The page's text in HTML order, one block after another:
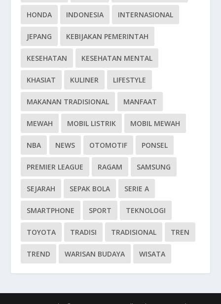
HONDA INDONESIA INTERNASIONAL
JEPANG KEBIJAKAN PEMERINTAH
KESEHATAN KESEHATAN MENTAL
KHASIAT KULINER LIFESTYLE
MAKANAN TRADISIONAL MANFAAT
MEWAH MOBIL LISTRIK MOBIL MEWAH
NBA NEWS OTOMOTIF PONSEL
PREMIER LEAGUE RAGAM SAMSUNG
SEJARAH SEPAK BOLA SERIE A
SMARTPHONE SPORT TEKNOLOGI
TOYOTA TRADISI TRADISIONAL TREN
TREND WARISAN BUDAYA WISATA